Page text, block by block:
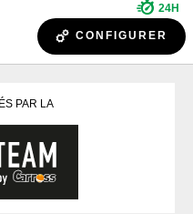
24H
CONFIGURER
PAR LA